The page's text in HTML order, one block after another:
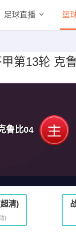
足球直播 篮
第13轮 克
鲁比04
清)
)